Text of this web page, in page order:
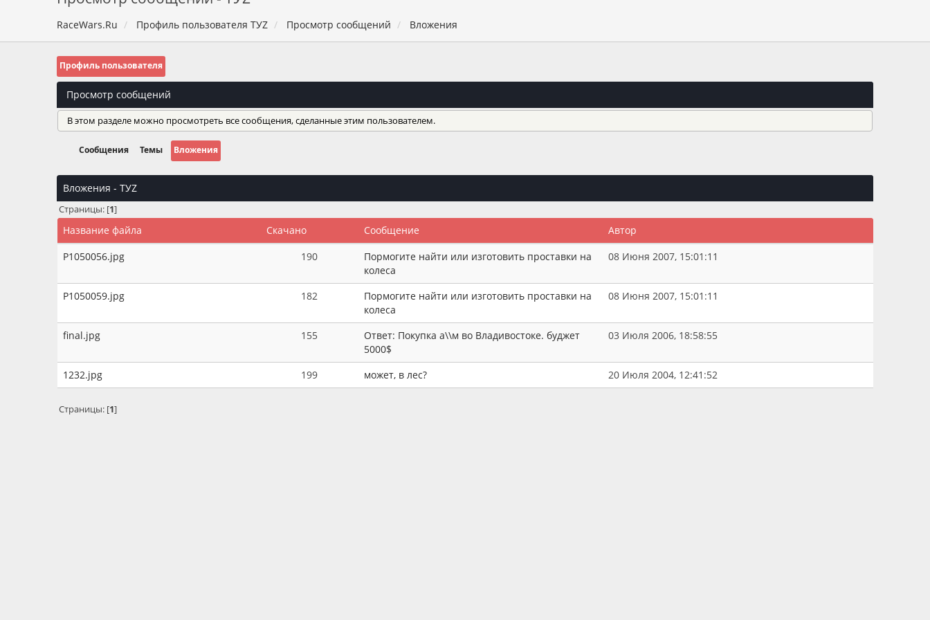
RaceWars.Ru Профиль пользователя TУZ Просмотр сообщений Вложения
Профиль пользователя
Просмотр сообщений
В этом разделе можно просмотреть все сообщения, сделанные этим пользователем.
Сообщения Темы Вложения
Вложения - TУZ
Страницы: [1]
Название файла Скачано Сообщение
Автор
P1050056.jpg
190
Пормогите найти или изготовить проставки на
колеса
08 Июня 2007, 15:01:11
P1050059.jpg 182
Пормогите найти или изготовить проставки на
колеса
08 Июня 2007, 15:01:11
final.jpg 155
Ответ: Покупка а\\м во Владивостоке. буджет
5000$
03 Июля 2006, 18:58:55
1232.jpg 199 может, в лес? 20 Июля 2004, 12:41:52
Страницы: [1]